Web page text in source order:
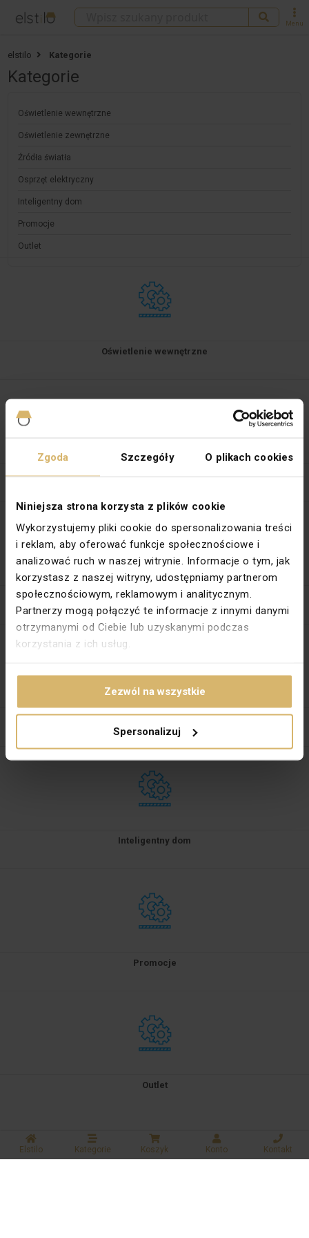
Zgoda Szczegóły O plikach cookies
Niniejsza strona korzysta z plików cookie
Wykorzystujemy pliki cookie do spersonalizowania treści
i reklam, aby oferować funkcje społecznościowe i
analizować ruch w naszej witrynie. Informacje o tym, jak
korzystasz z naszej witryny, udostępniamy partnerom
społecznościowym, reklamowym i analitycznym.
Partnerzy mogą połączyć te informacje z innymi danymi
otrzymanymi od Ciebie lub uzyskanymi podczas
korzystania z ich usług.
Zezwól na wszystkie
Spersonalizuj
Menu
elstilo Kategorie
Kategorie
Oświetlenie wewnętrzne
Oświetlenie zewnętrzne
Źródła światła
Osprzęt elektryczny
Inteligentny dom
Promocje
Outlet
Oświetlenie wewnętrzne
Źródła światła
Osprzęt elektryczny
Inteligentny dom
Promocje
Outlet
Elstilo Kategorie Koszyk Konto Kontakt